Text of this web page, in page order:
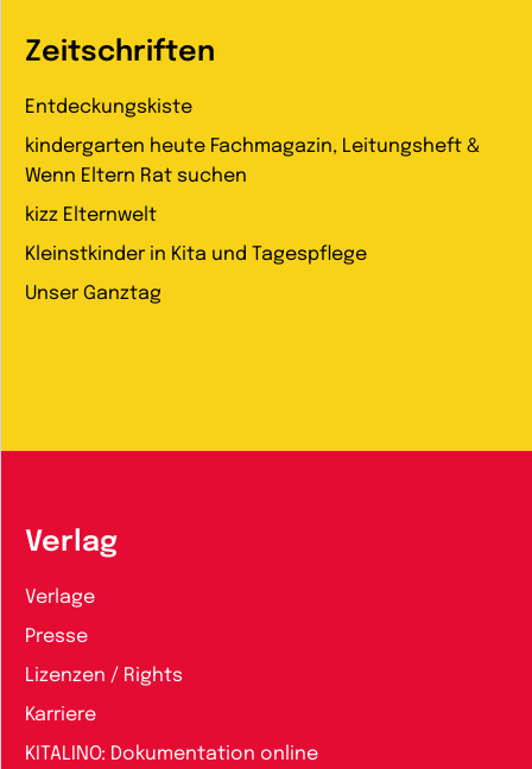
Zeitschriften
Entdeckungskiste
kindergarten heute Fachmagazin, Leitungsheft &
Wenn Eltern Rat suchen
kizz Elternwelt
Kleinstkinder in Kita und Tagespflege
Unser Ganztag
Verlag
Verlage
Presse
Lizenzen / Rights
Karriere
KITALINO: Dokumentation online